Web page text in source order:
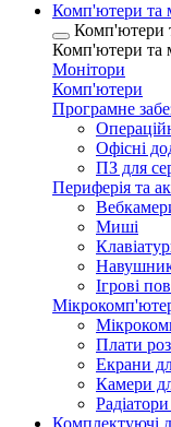
Комп'ютери та
Комп'ютери
Комп'ютери та
Монітори
Комп'ютери
Програмне
Офісні
ПЗ для
Периферія та
Миші
Ігрові
Плати
Екрани
Камери
Комплектуючі